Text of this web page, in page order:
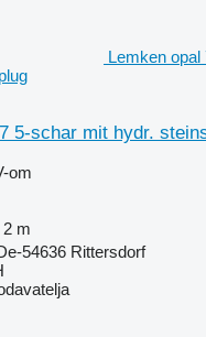
Lemken opal
5-schar mit hydr.
om
2 m
54636 Rittersdorf